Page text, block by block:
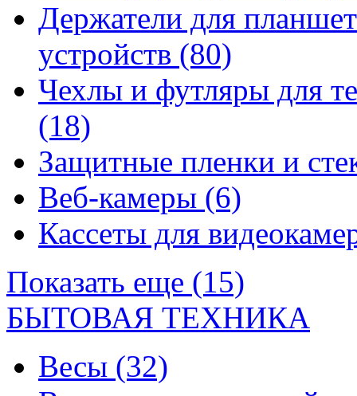
Держатели для
устройств (80)
Чехлы и футляры для
(18)
Защитные пленки и
Веб-камеры (6)
Кассеты для
Показать еще (15)
БЫТОВАЯ ТЕХНИКА
Весы (32)